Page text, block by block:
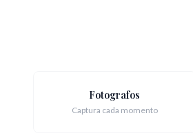
Fotografos
Captura cada momento